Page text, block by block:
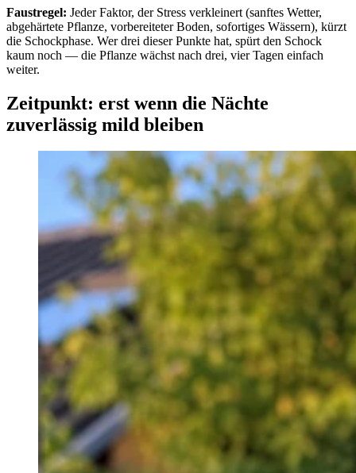
Faustregel: Jeder Faktor, der Stress verkleinert (sanftes Wetter,
abgehärtete Pflanze, vorbereiteter Boden, sofortiges Wässern), kürzt
die Schockphase. Wer drei dieser Punkte hat, spürt den Schock
kaum noch — die Pflanze wächst nach drei, vier Tagen einfach
weiter.
Zeitpunkt: erst wenn die Nächte
zuverlässig mild bleiben